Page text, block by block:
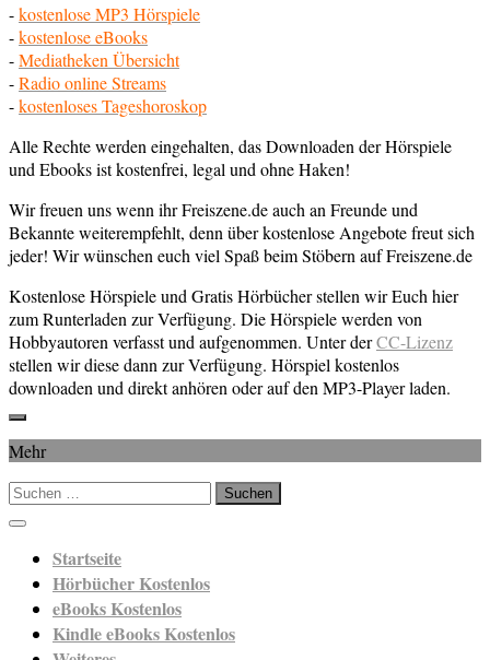
-kostenlose MP3 Hörspiele
-kostenlose eBooks
-Mediatheken Übersicht
-Radio online Streams
-kostenloses Tageshoroskop
Alle Rechte werden eingehalten, das Downloaden der Hörspiele
und Ebooks ist kostenfrei, legal und ohne Haken!
Wir freuen uns wenn ihr Freiszene.de auch an Freunde und
Bekannte weiterempfehlt, denn über kostenlose Angebote freut sich
jeder! Wir wünschen euch viel Spaß beim Stöbern auf Freiszene.de
Kostenlose Hörspiele und Gratis Hörbücher stellen wir Euch hier
zum Runterladen zur Verfügung. Die Hörspiele werden von
Hobbyautoren verfasst und aufgenommen. Unter derCC-Lizenz
stellen wir diese dann zur Verfügung. Hörspiel kostenlos
downloaden und direkt anhören oder auf den MP3-Player laden.
Mehr
Suchen
nach:
Startseite
Hörbücher Kostenlos
eBooks Kostenlos
Kindle eBooks Kostenlos